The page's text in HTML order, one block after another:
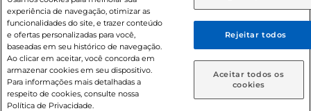
Ou
Caso queira comprar online, informe como deseja receber
suas compras:
Entrega em casa Retire em Loja
© 2026 Copyright. Todos os direitos
reservados Prezunic.
experiência de navegação, otimizar as
funcionalidades do site, e trazer conteúdo
e ofertas personalizadas para você,
baseadas em seu histórico de navegação.
Ao clicar em aceitar, você concorda em
armazenar cookies em seu dispositivo.
Para informações mais detalhadas a
respeito de cookies, consulte nossa
Política de Privacidade.
Rejeitar todos
Aceitar todos os
cookies